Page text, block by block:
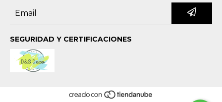
SEGURIDAD Y CERTIFICACIONES